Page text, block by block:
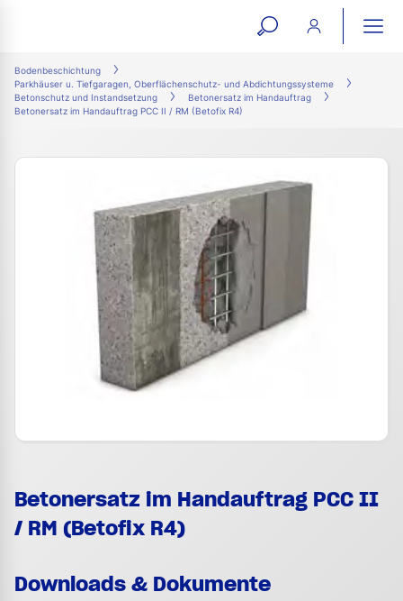
open
form
Bodenbeschichtung
Parkhäuser u. Tiefgaragen, Oberflächenschutz- und Abdichtungssysteme
Betonschutz und Instandsetzung
Betonersatz im Handauftrag
Betonersatz im Handauftrag PCC II / RM (Betofix R4)
Betonersatz im Handauftrag PCC II
/ RM (Betofix R4)
Downloads & Dokumente